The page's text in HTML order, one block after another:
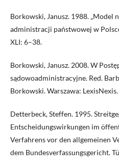
Borkowski, Janusz. 1988.
administracji państwowej w
XLI: 6–38.
Borkowski, Janusz. 2008. W
sądowoadministracyjne. Red.
Borkowski. Warszawa: LexisNexis.
Detterbeck, Steffen. 1995.
Entscheidungswirkungen im
Verfahrens vor den allgemeinen
dem Bundesverfassungsgericht.